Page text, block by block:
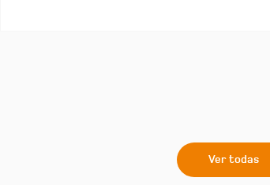
Ver todas